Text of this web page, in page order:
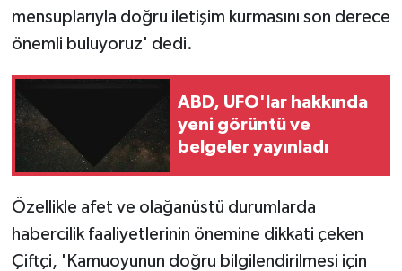
mensuplarıyla doğru iletişim kurmasını son derece
önemli buluyoruz' dedi.
ABD, UFO'lar hakkında
yeni görüntü ve
belgeler yayınladı
Özellikle afet ve olağanüstü durumlarda
habercilik faaliyetlerinin önemine dikkati çeken
Çiftçi, 'Kamuoyunun doğru bilgilendirilmesi için